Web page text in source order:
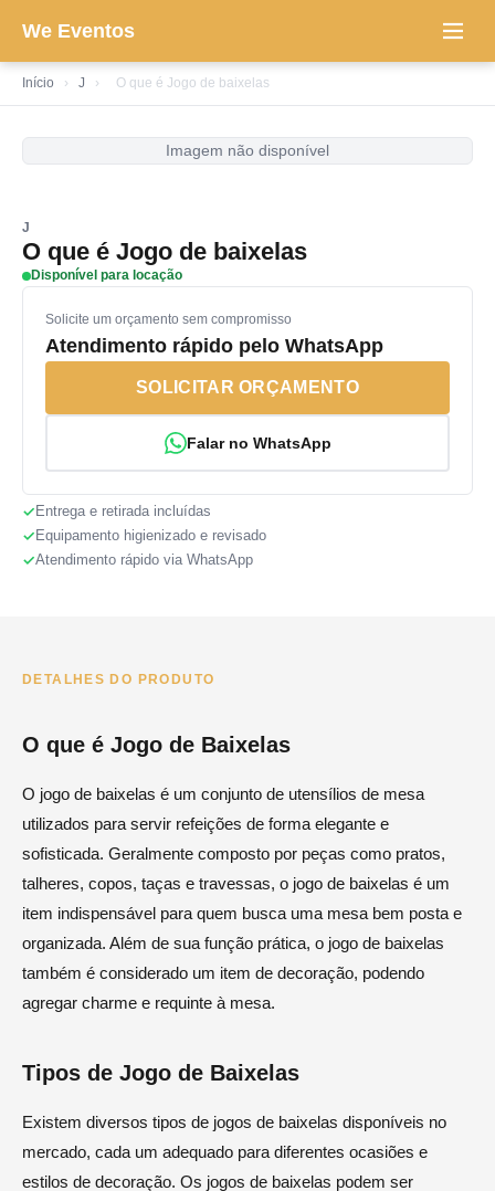
We Eventos
Início › J › O que é Jogo de baixelas
Imagem não disponível
J
O que é Jogo de baixelas
Disponível para locação
Solicite um orçamento sem compromisso
Atendimento rápido pelo WhatsApp
SOLICITAR ORÇAMENTO
Falar no WhatsApp
Entrega e retirada incluídas
Equipamento higienizado e revisado
Atendimento rápido via WhatsApp
DETALHES DO PRODUTO
O que é Jogo de Baixelas
O jogo de baixelas é um conjunto de utensílios de mesa
utilizados para servir refeições de forma elegante e
sofisticada. Geralmente composto por peças como pratos,
talheres, copos, taças e travessas, o jogo de baixelas é um
item indispensável para quem busca uma mesa bem posta e
organizada. Além de sua função prática, o jogo de baixelas
também é considerado um item de decoração, podendo
agregar charme e requinte à mesa.
Tipos de Jogo de Baixelas
Existem diversos tipos de jogos de baixelas disponíveis no
mercado, cada um adequado para diferentes ocasiões e
estilos de decoração. Os jogos de baixelas podem ser